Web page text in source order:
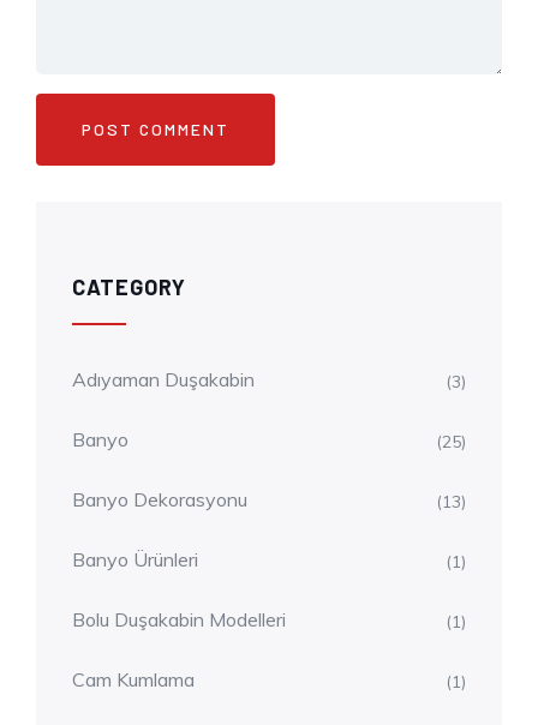
CATEGORY
Adıyaman Duşakabin (3)
Banyo (25)
Banyo Dekorasyonu (13)
Banyo Ürünleri (1)
Bolu Duşakabin Modelleri (1)
Cam Kumlama (1)